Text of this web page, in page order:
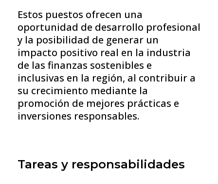
Estos puestos ofrecen una
oportunidad de desarrollo profesional
y la posibilidad de generar un
impacto positivo real en la industria
de las finanzas sostenibles e
inclusivas en la región, al contribuir a
su crecimiento mediante la
promoción de mejores prácticas e
inversiones responsables.
Tareas y responsabilidades